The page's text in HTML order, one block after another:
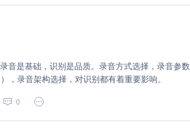
版 (1)
行 (1)
eslint (1)
音是基础，识别是品质。录音方式选择，录音参数
，录音架构选择，对识别都有着重要影响。
0